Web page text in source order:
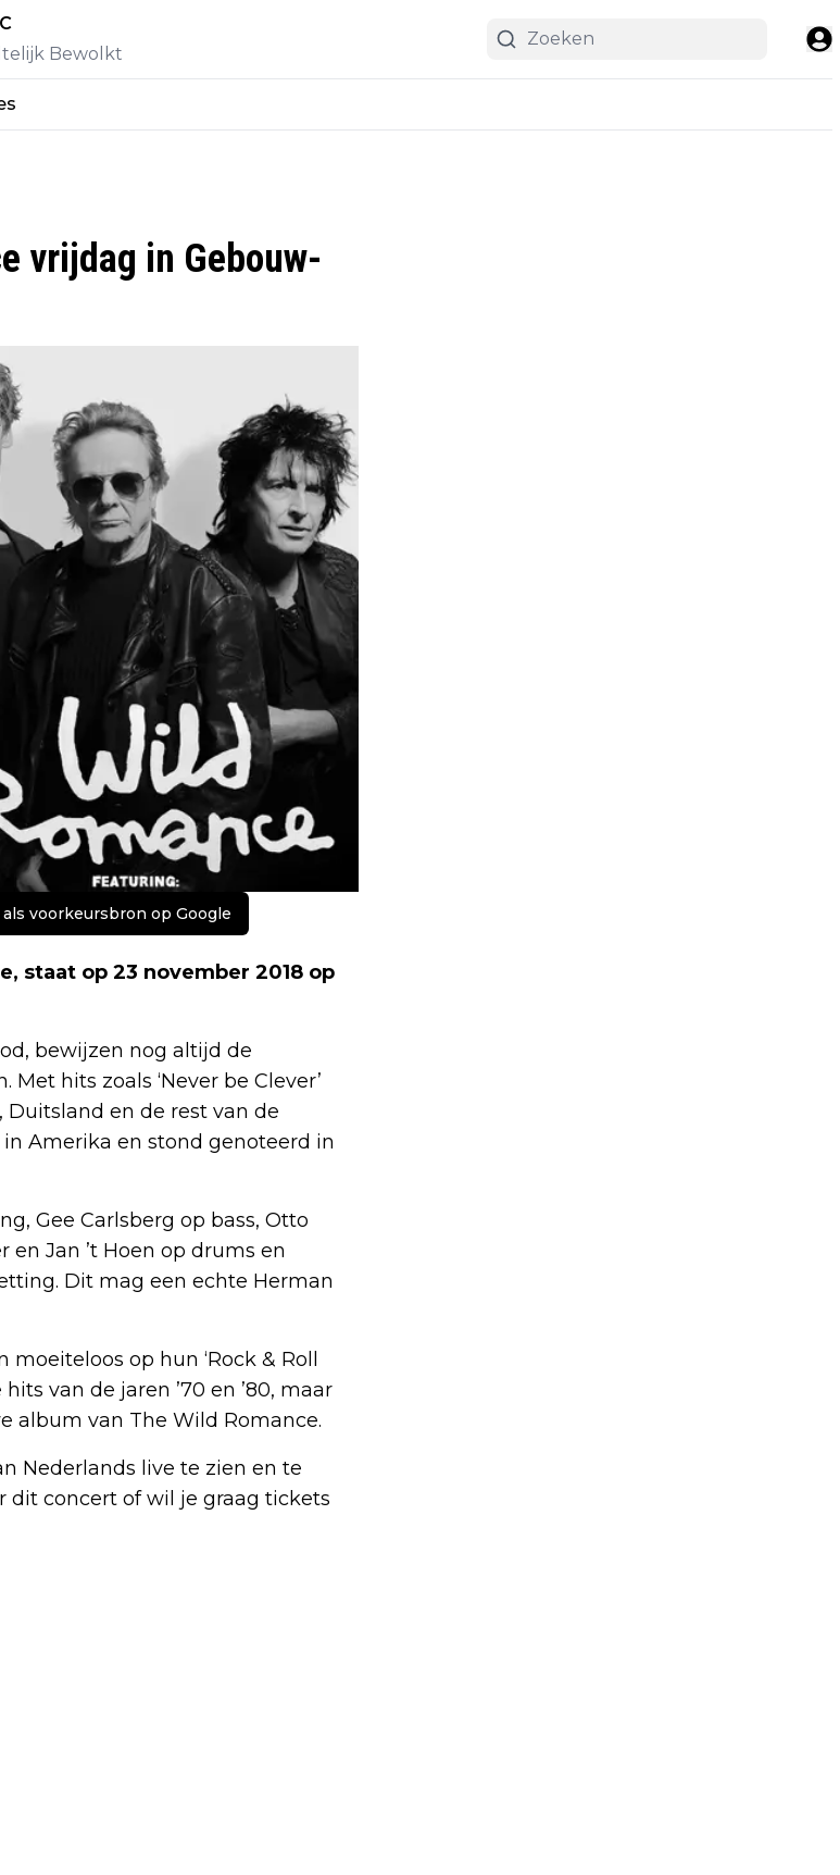
Bewolkt
vrijdag in Gebouw-
voorkeursbron op Google
staat op 23 november 2018 op
bewijzen nog altijd de
hits zoals ‘Never be Clever’
Duitsland en de rest van de
Amerika en stond genoteerd in
Gee Carlsberg op bass, Otto
Jan ’t Hoen op drums en
Dit mag een echte Herman
op hun ‘Rock & Roll
van de jaren ’70 en ’80, maar
album van The Wild Romance.
Nederlands live te zien en te
dit concert of wil je graag tickets